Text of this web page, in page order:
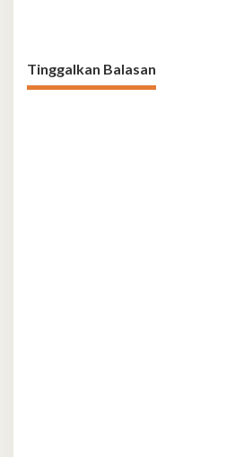
Tinggalkan Balasan